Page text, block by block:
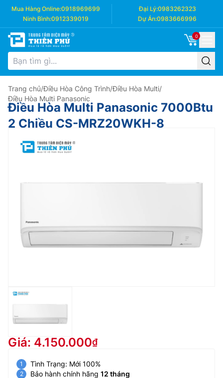
Mua Hàng Online:0918969699 Đại Lý:0983262323
Ninh Bình:0912339019 Dự Án:0983666996
0
Trang chủ/Điều Hòa Công Trình/Điều Hòa Multi/
Điều Hòa Multi Panasonic
Điều Hòa Multi Panasonic 7000Btu
2 Chiều CS-MRZ20WKH-8
Giá: 4.150.000
Tình Trạng: Mới 100%
Bảo hành chính hãng 12 tháng